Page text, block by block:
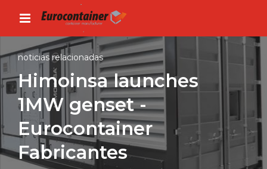
noticias relacionadas
Himoinsa launches
1MW genset -
Eurocontainer
Fabricantes